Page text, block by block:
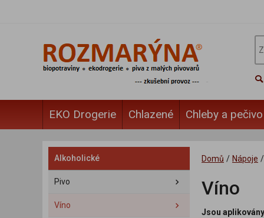
EKO Drogerie Chlazené Chleby a pečivo
Alkoholické
Pivo
Víno
Domů / Nápoje /
Víno
Jsou